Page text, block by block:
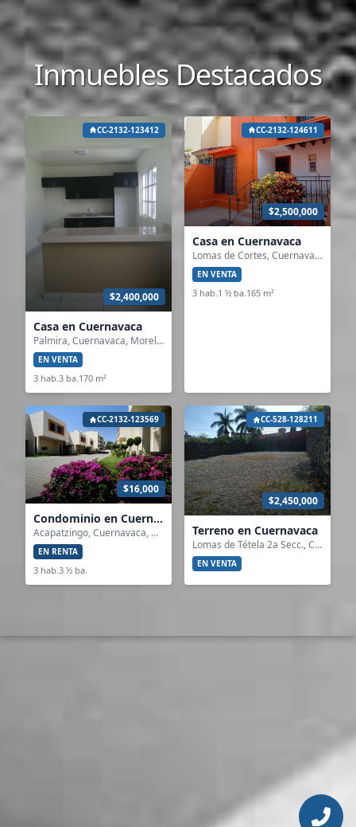
Inmuebles Destacados
CC-2132-123412
$2,400,000
Casa en Cuernavaca
Palmira, Cuernavaca, Morelos
EN VENTA
3 hab.3 ba.170 m²
CC-2132-124611
$2,500,000
Casa en Cuernavaca
Lomas de Cortes, Cuernavaca, Morelos
EN VENTA
3 hab. 1 ½ ba. 165 m²
CC-2132-123569
$16,000
Condominio en Cuernavaca
Acapatzingo, Cuernavaca, Morelos
EN RENTA
3 hab. 3 ½ ba.
CC-528-128211
$2,450,000
Terreno en Cuernavaca
Lomas de Tétela 2a Secc., Cuernavaca, Morelos
EN VENTA